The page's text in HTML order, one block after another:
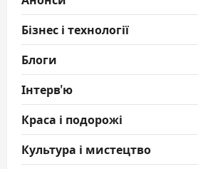
Бізнес і технології
Блоги
Інтерв'ю
Краса і подорожі
Культура і мистецтво